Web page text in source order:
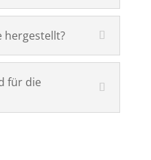
hergestellt?
für die